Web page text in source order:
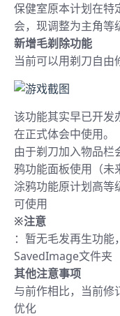
保健室原本计划在特
会，现调整为主角等
新增毛剃除功能
当前可以用剃刀自由
该功能其实早已开发
在正式体会中使用。
由于剃刀加入物品栏
鸦功能面板使用（未
涂鸦功能原计划高等
可使用
※注意
：暂无毛发再生功
SavedImage文件夹
其他注意事项
与前作相比，当前修
优化